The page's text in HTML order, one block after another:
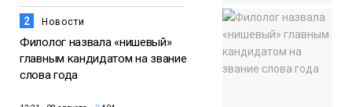
2 Новости
Филолог назвала «нишевый»
главным кандидатом на звание
слова года